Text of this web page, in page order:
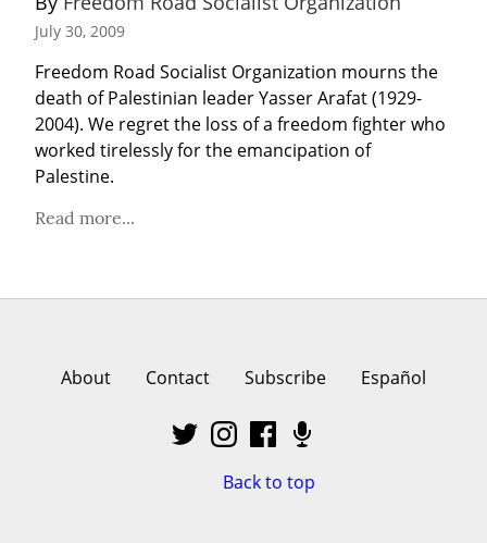
July 30, 2009
Freedom Road Socialist Organization mourns the
death of Palestinian leader Yasser Arafat (1929-
2004). We regret the loss of a freedom fighter who
worked tirelessly for the emancipation of
Palestine.
Read more...
About Contact Subscribe Español
Back to top